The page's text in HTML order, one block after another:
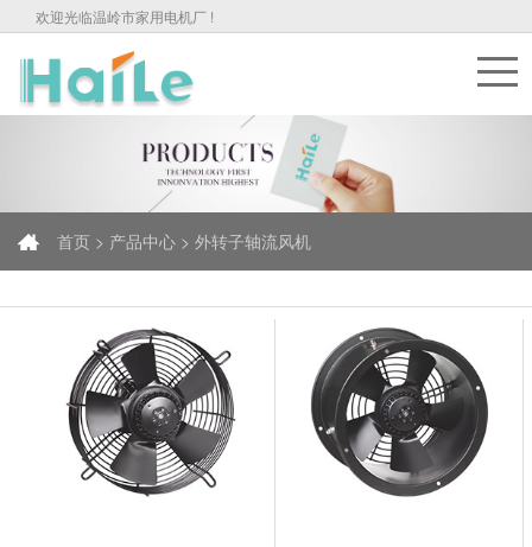
欢迎光临温岭市家用电机厂 !
首页 > 产品中心 > 外转子轴流风机